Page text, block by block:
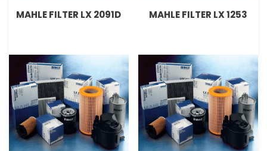
MAHLE FILTER LX 1253
MAHLE FILTER LX 2091D